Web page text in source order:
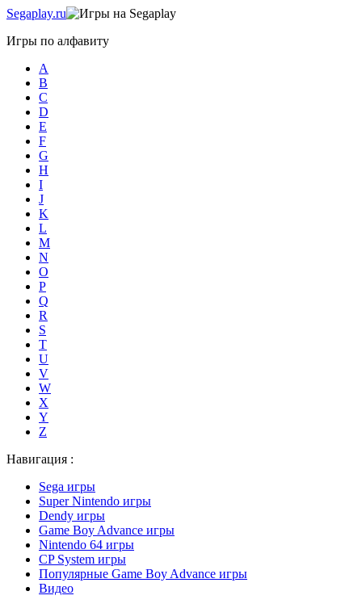
Segaplay.ru
Игры по алфавиту
A
B
C
D
E
F
G
H
I
J
K
L
M
N
O
P
Q
R
S
T
U
V
W
X
Y
Z
Навигация :
Sega игры
Super Nintendo игры
Dendy игры
Game Boy Advance игры
Nintendo 64 игры
CP System игры
Популярные Game Boy Advance игры
Видео